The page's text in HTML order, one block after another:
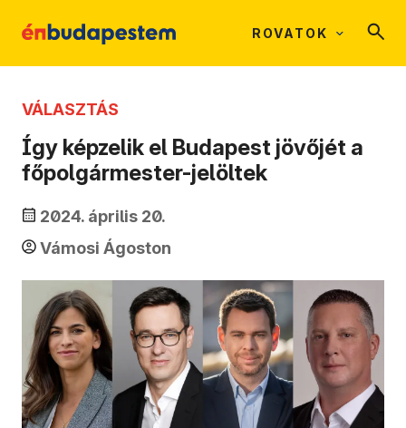
ROVATOK
VÁLASZTÁS
Így képzelik el Budapest jövőjét a
főpolgármester-jelöltek
2024. április 20.
Vámosi Ágoston